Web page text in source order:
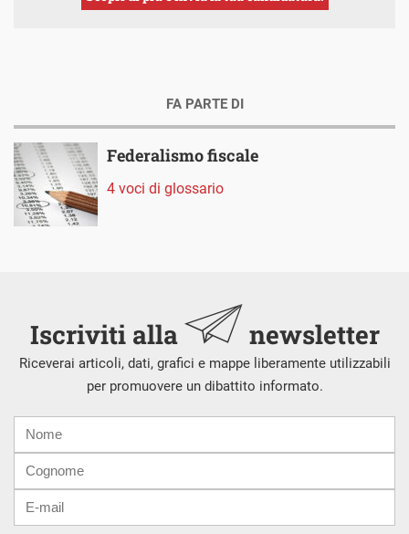
FA PARTE DI
Federalismo fiscale
4 voci di glossario
Iscriviti alla newsletter
Riceverai articoli, dati, grafici e mappe liberamente utilizzabili
per promuovere un dibattito informato.
mail